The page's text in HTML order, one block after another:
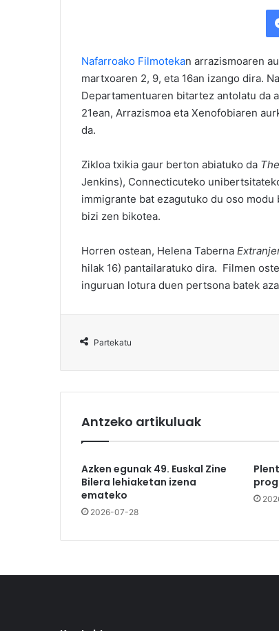
Nafarroako Filmotekan arrazismoaren
martxoaren 2, 9, eta 16an izango dira.
Departamentuaren bitartez antolatu da
21ean, Arrazismoa eta Xenofobiaren
da.
Zikloa txikia gaur berton abiatuko da
Jenkins), Connecticuteko
immigrante bat ezagutuko du oso
bizi zen bikotea.
Horren ostean, Helena Taberna
hilak 16) pantailaratuko dira. Filmen
inguruan lotura duen pertsona batek
Partekatu
Antzeko artikuluak
Azken egunak 49. Euskal Zine
Bilera lehiaketan izena
emateko
2026-07-28